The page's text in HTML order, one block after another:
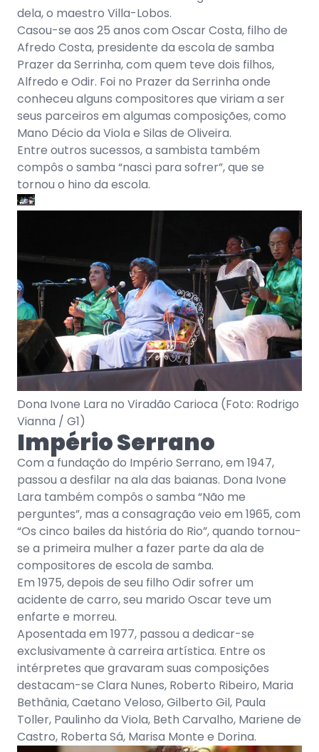
dela, o maestro Villa-Lobos.
Casou-se aos 25 anos com Oscar Costa, filho de
Afredo Costa, presidente da escola de samba
Prazer da Serrinha, com quem teve dois filhos,
Alfredo e Odir. Foi no Prazer da Serrinha onde
conheceu alguns compositores que viriam a ser
seus parceiros em algumas composições, como
Mano Décio da Viola e Silas de Oliveira.
Entre outros sucessos, a sambista também
compôs o samba “nasci para sofrer”, que se
tornou o hino da escola.
Dona Ivone Lara no Viradão Carioca (Foto: Rodrigo
Vianna / G1)
Império Serrano
Com a fundação do Império Serrano, em 1947,
passou a desfilar na ala das baianas. Dona Ivone
Lara também compôs o samba “Não me
perguntes”, mas a consagração veio em 1965, com
“Os cinco bailes da história do Rio”, quando tornou-
se a primeira mulher a fazer parte da ala de
compositores de escola de samba.
Em 1975, depois de seu filho Odir sofrer um
acidente de carro, seu marido Oscar teve um
enfarte e morreu.
Aposentada em 1977, passou a dedicar-se
exclusivamente à carreira artística. Entre os
intérpretes que gravaram suas composições
destacam-se Clara Nunes, Roberto Ribeiro, Maria
Bethânia, Caetano Veloso, Gilberto Gil, Paula
Toller, Paulinho da Viola, Beth Carvalho, Mariene de
Castro, Roberta Sá, Marisa Monte e Dorina.